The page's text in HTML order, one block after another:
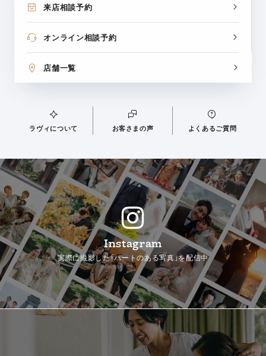
来店相談予約
オンライン相談予約
店舗一覧
ラヴィについて お客さまの声 よくあるご質問
Instagram
実際に撮影した「ハートのある写真」を配信中